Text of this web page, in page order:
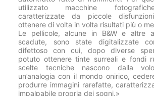
utilizzato macchine
caratterizzate da piccole
ottenere di volta in volta risultati più o
Le pellicole, alcune in B&W e altre
scadute, sono state digitalizzate
difettoso con cui, dopo diverse
potuto ottenere tinte surreali e fondi
scelte tecniche nascono dalla
un’analogia con il mondo onirico,
produrre immagini rarefatte,
impalpabile propria dei sogni.»